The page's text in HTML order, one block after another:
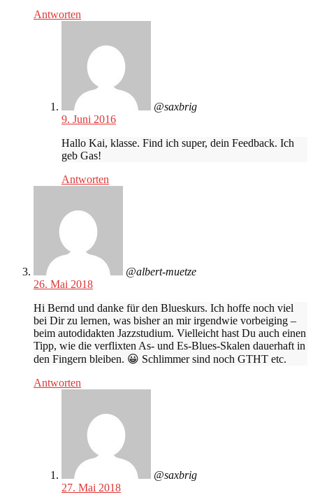
Antworten
@saxbrig
9. Juni 2016
Hallo Kai, klasse. Find ich super, dein Feedback. Ich
geb Gas!
Antworten
@albert-muetze
26. Mai 2018
Hi Bernd und danke für den Blueskurs. Ich hoffe noch viel
bei Dir zu lernen, was bisher an mir irgendwie vorbeiging –
beim autodidakten Jazzstudium. Vielleicht hast Du auch einen
Tipp, wie die verflixten As- und Es-Blues-Skalen dauerhaft in
den Fingern bleiben. 😀 Schlimmer sind noch GTHT etc.
Antworten
@saxbrig
27. Mai 2018